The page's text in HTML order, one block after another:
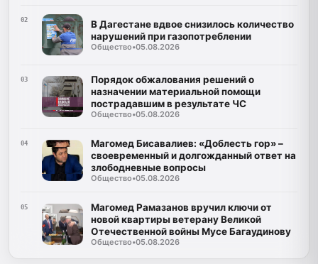
02
В Дагестане вдвое снизилось количество
нарушений при газопотреблении
Общество•05.08.2026
03
Порядок обжалования решений о
назначении материальной помощи
пострадавшим в результате ЧС
Общество•05.08.2026
04
Магомед Бисавалиев: «Доблесть гор» –
своевременный и долгожданный ответ на
злободневные вопросы
Общество•05.08.2026
05
Магомед Рамазанов вручил ключи от
новой квартиры ветерану Великой
Отечественной войны Мусе Багаудинову
Общество•05.08.2026